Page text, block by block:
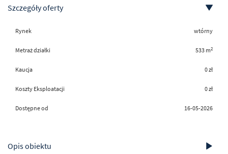
Szczegóły oferty
Rynek wtórny
Metraż działki 533 m2
Kaucja 0 zł
Koszty Eksploatacji 0 zł
Dostępne od 16-05-2026
Opis obiektu